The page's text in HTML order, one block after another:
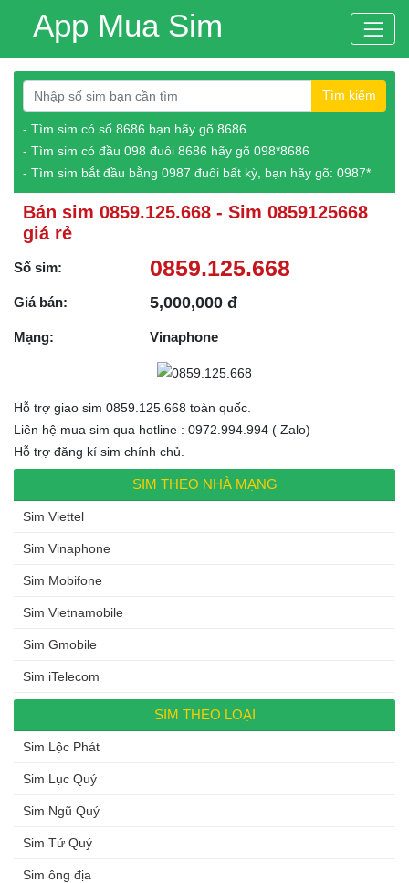
App Mua Sim
Tìm kiếm
- Tìm sim có số 8686 bạn hãy gõ 8686
- Tìm sim có đầu 098 đuôi 8686 hãy gõ 098*8686
- Tìm sim bắt đầu bằng 0987 đuôi bất kỳ, bạn hãy gõ: 0987*
Bán sim 0859.125.668 - Sim 0859125668
giá rẻ
Số sim: 0859.125.668
Giá bán: 5,000,000 đ
Mạng: Vinaphone
Hỗ trợ giao sim 0859.125.668 toàn quốc.
Liên hệ mua sim qua hotline : 0972.994.994 ( Zalo)
Hỗ trợ đăng kí sim chính chủ.
SIM THEO NHÀ MẠNG
Sim Viettel
Sim Vinaphone
Sim Mobifone
Sim Vietnamobile
Sim Gmobile
Sim iTelecom
SIM THEO LOẠI
Sim Lộc Phát
Sim Lục Quý
Sim Ngũ Quý
Sim Tứ Quý
Sim ông địa